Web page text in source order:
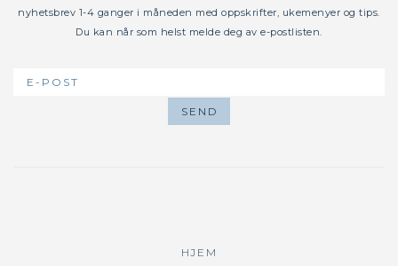
nyhetsbrev 1-4 ganger i måneden med oppskrifter, ukemenyer og tips.
Du kan når som helst melde deg av e-postlisten.
HJEM